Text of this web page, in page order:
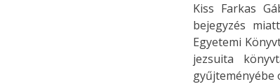
Kiss Farkas
bejegyzés
Egyetemi
jezsuita
gyűjteményébe